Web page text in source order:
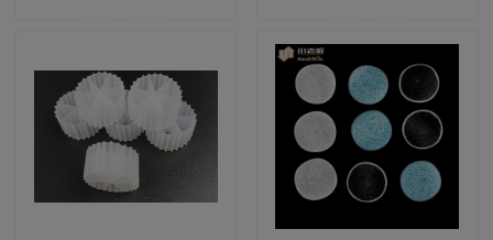
Περίπου εμείς
Γύρος εργοστασίων